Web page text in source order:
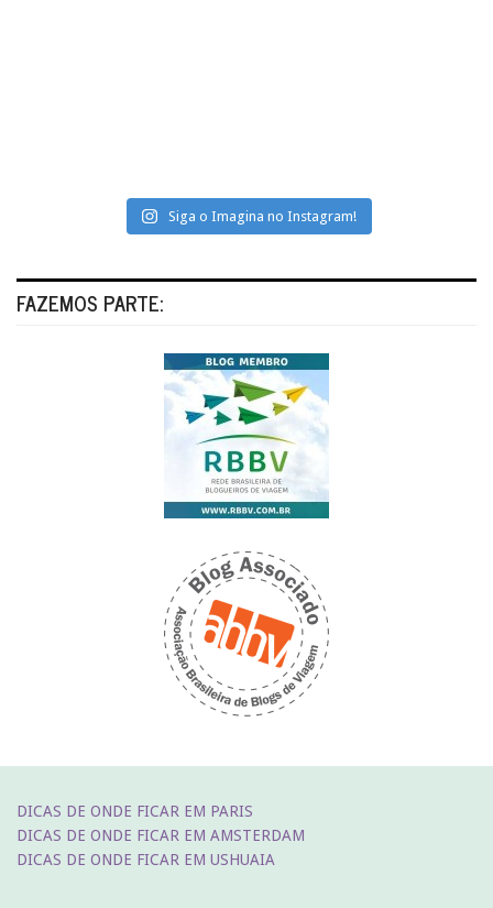
Siga o Imagina no Instagram!
FAZEMOS PARTE:
DICAS DE ONDE FICAR EM PARIS
DICAS DE ONDE FICAR EM AMSTERDAM
DICAS DE ONDE FICAR EM USHUAIA